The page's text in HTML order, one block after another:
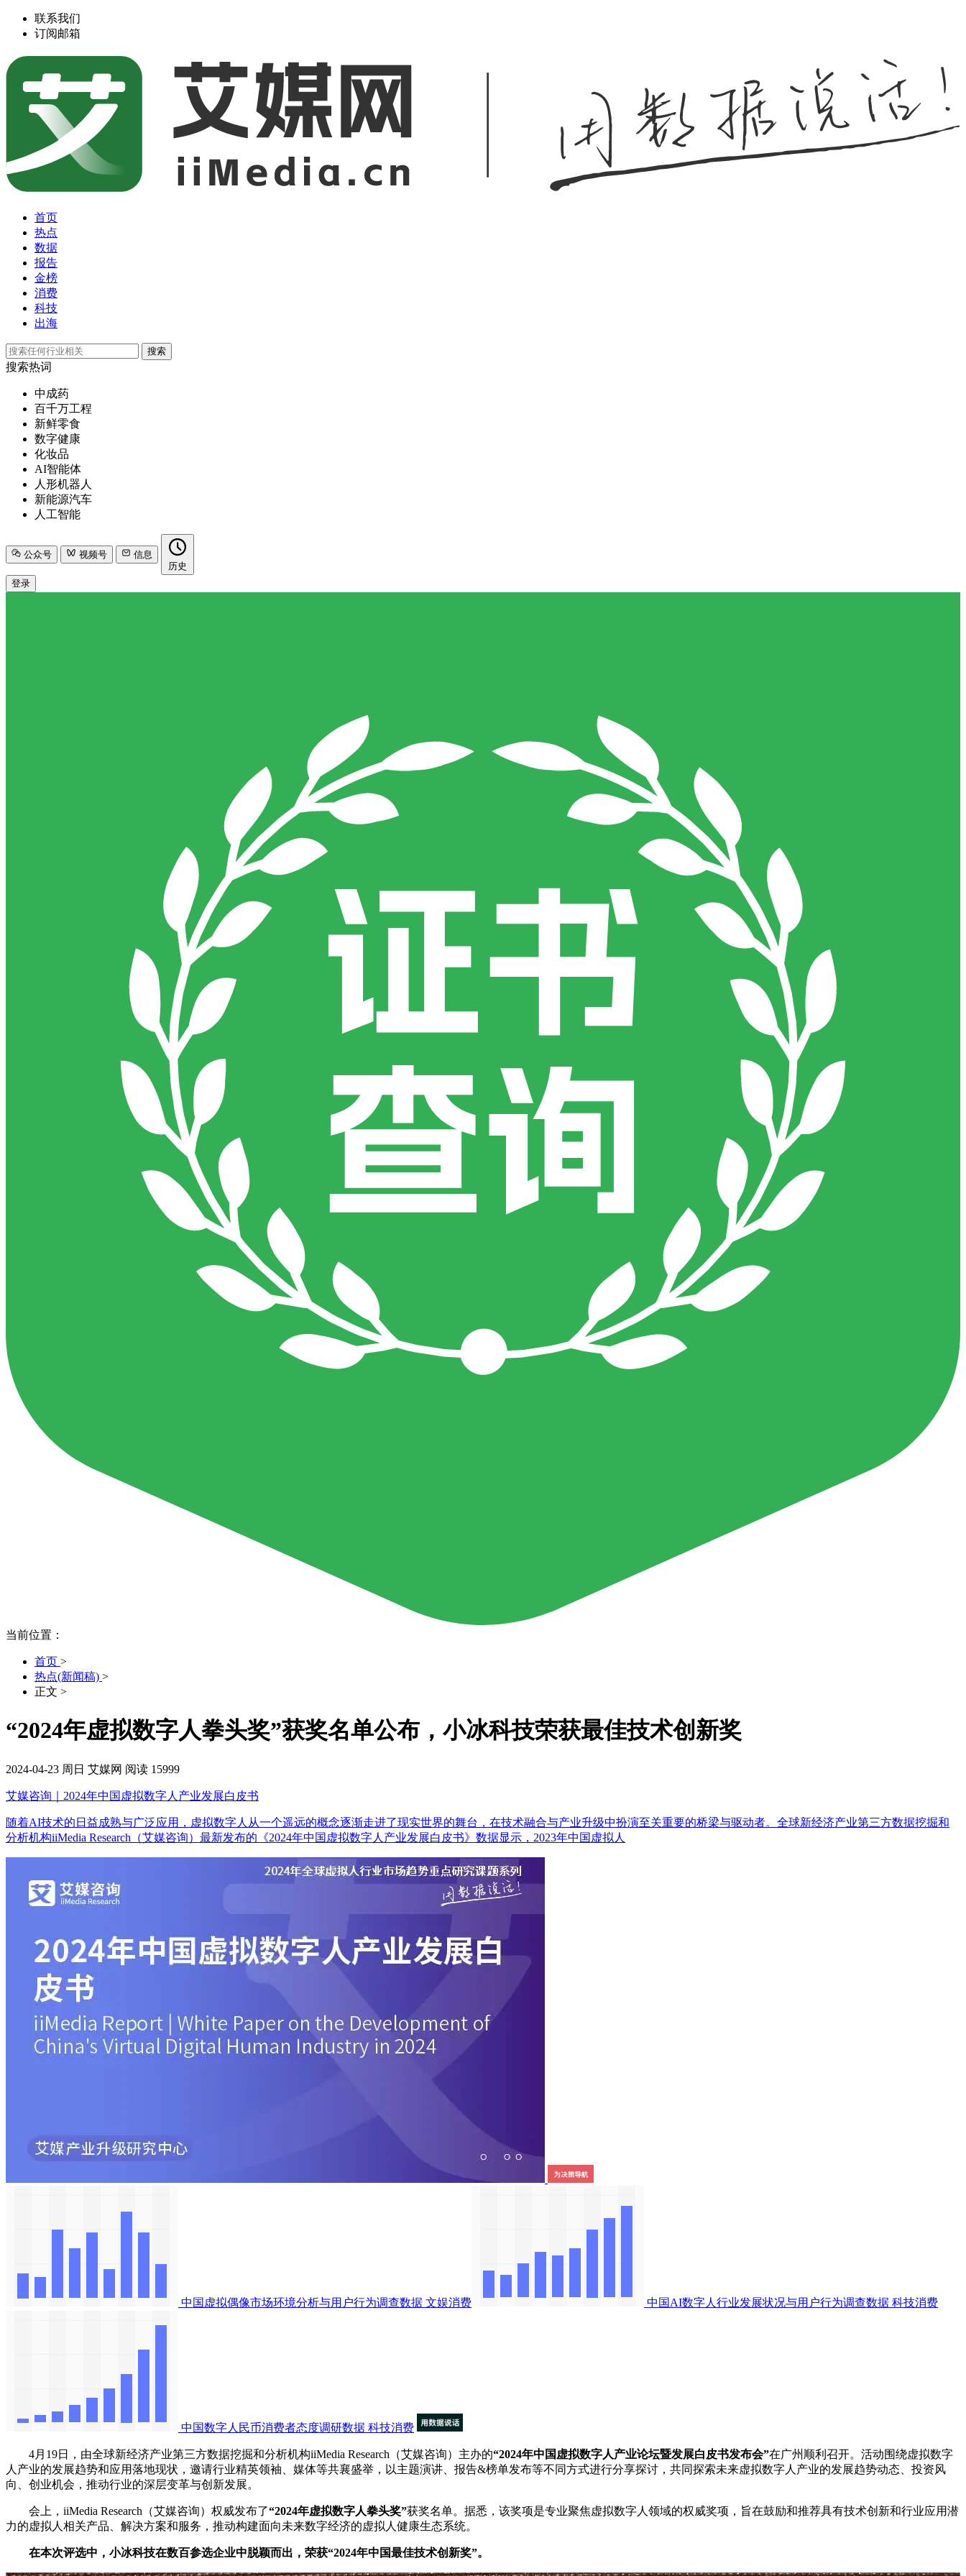
联系我们
订阅邮箱
首页
热点
数据
报告
金榜
消费
科技
出海
搜索
搜索热词
中成药
百千万工程
新鲜零食
数字健康
化妆品
AI智能体
人形机器人
新能源汽车
人工智能
公众号 视频号
信息
历史
登录
当前位置：
首页 >
热点(新闻稿) >
正文 >
“2024年虚拟数字人拳头奖”获奖名单公布，小冰科技荣获最佳技术创新奖
2024-04-23 周日 艾媒网 阅读 15999
艾媒咨询｜2024年中国虚拟数字人产业发展白皮书
随着AI技术的日益成熟与广泛应用，虚拟数字人从一个遥远的概念逐渐走进了现实世界的舞台，在技术融合与产业升级中扮演至关重要的桥梁与驱动者。全球新经济产业第三方数据挖掘和
分析机构iiMedia Research（艾媒咨询）最新发布的《2024年中国虚拟数字人产业发展白皮书》数据显示，2023年中国虚拟人
中国虚拟偶像市场环境分析与用户行为调查数据 文娱消费 中国AI数字人行业发展状况与用户行为调查数据 科技消费
中国数字人民币消费者态度调研数据 科技消费
4月19日，由全球新经济产业第三方数据挖掘和分析机构iiMedia Research（艾媒咨询）主办的“2024年中国虚拟数字人产业论坛暨发展白皮书发布会”在广州顺利召开。活动围绕虚拟数字
人产业的发展趋势和应用落地现状，邀请行业精英领袖、媒体等共襄盛举，以主题演讲、报告&榜单发布等不同方式进行分享探讨，共同探索未来虚拟数字人产业的发展趋势动态、投资风
向、创业机会，推动行业的深层变革与创新发展。
会上，iiMedia Research（艾媒咨询）权威发布了“2024年虚拟数字人拳头奖”获奖名单。据悉，该奖项是专业聚焦虚拟数字人领域的权威奖项，旨在鼓励和推荐具有技术创新和行业应用潜
力的虚拟人相关产品、解决方案和服务，推动构建面向未来数字经济的虚拟人健康生态系统。
在本次评选中，小冰科技在数百参选企业中脱颖而出，荣获“2024年中国最佳技术创新奖”。